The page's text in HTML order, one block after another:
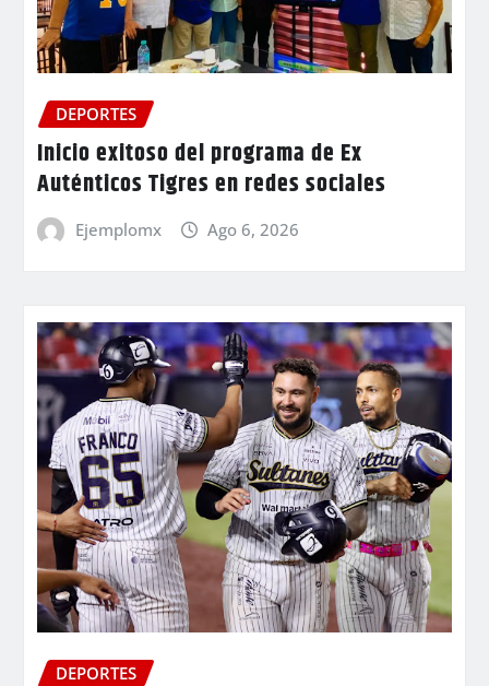
DEPORTES
Inicio exitoso del programa de Ex
Auténticos Tigres en redes sociales
Ejemplomx Ago 6, 2026
DEPORTES